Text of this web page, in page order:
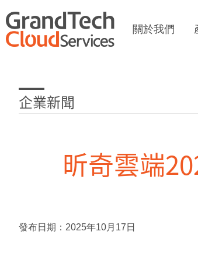
關於我們
企業新聞
昕奇雲端
發布日期： 2025年10月 17 日